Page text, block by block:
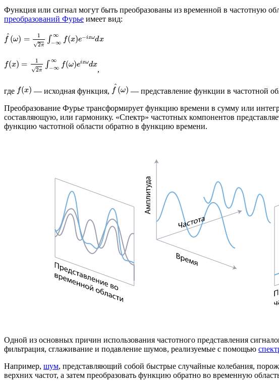
Функция или сигнал могут быть преобразованы из временной в частотную
преобразований Фурье имеет вид:
^
f (ω) =
1
√2π
∫ ∞
−∞ f(x)e−ixωdx
f(x) =
1
√2π
∫ ∞
−∞ f(ω)eixωdx
,
где f(x) — исходная функция, ^
f (ω) — представление функции в частотной
Преобразование Фурье трансформирует функцию времени в сумму или
составляющую, или гармонику. «Спектр» частотных компонентов
функцию частотной области обратно в функцию времени.
Одной из основных причин использования частотного представления
фильтрация, сглаживание и подавление шумов, реализуемые с помощью
Например, шум, представляющий собой быстрые случайные колебания,
верхних частот, а затем преобразовать функцию обратно во временную